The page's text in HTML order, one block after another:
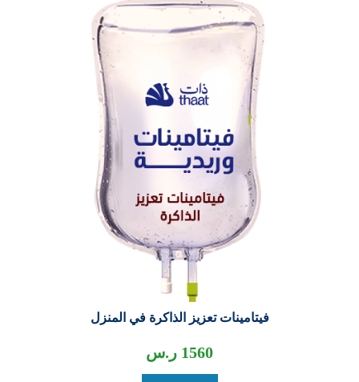
فيتامينات تعزيز الذاكرة في المنزل
1560 ر.س